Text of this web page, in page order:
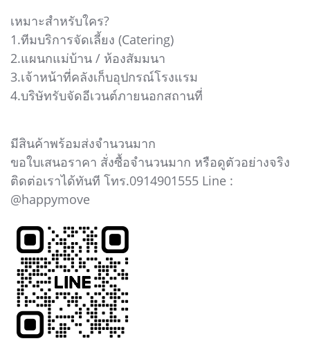
เหมาะสำหรับใคร?
1.ทีมบริการจัดเลี้ยง (Catering)
2.แผนกแม่บ้าน / ห้องสัมมนา
3.เจ้าหน้าที่คลังเก็บอุปกรณ์โรงแรม
4.บริษัทรับจัดอีเวนต์ภายนอกสถานที่
มีสินค้าพร้อมส่งจำนวนมาก
ขอใบเสนอราคา สั่งซื้อจำนวนมาก หรือดูตัวอย่างจริง
ติดต่อเราได้ทันที โทร.0914901555 Line :
@happymove